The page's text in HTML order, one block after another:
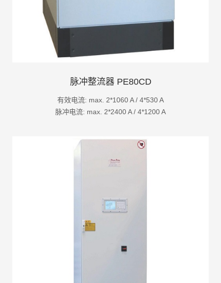
脉冲整流器 PE80CD
有效电流: max. 2*1060 A / 4*530 A
脉冲电流: max. 2*2400 A / 4*1200 A